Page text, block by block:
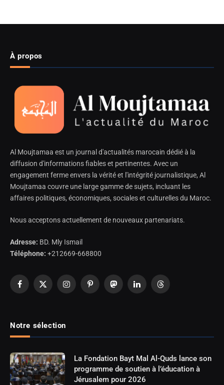
À propos
Al Moujtamaa est un journal d'actualités marocain dédié à la
diffusion d'informations fiables et pertinentes. Avec un
engagement ferme envers la vérité et l'intégrité journalistique, Al
Moujtamaa couvre une large gamme de sujets, incluant les
affaires politiques, économiques, sociales et culturelles du Maroc.
Nous acceptons actuellement de nouveaux partenariats.
Adresse: BD. Mly Ismail
Téléphone: +212669-668800
Facebook
X
InstagramPinterestMastodonLinkedInThreads
Notre sélection
La Fondation Bayt Mal Al-Quds lance son
programme de soutien à l’éducation à
Jérusalem pour 2026